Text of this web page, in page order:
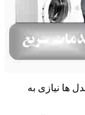
ها ﻧﯿﺎزی ﺑﻪ